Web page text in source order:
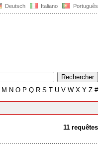
Deutsch Italiano Português
M N O P Q R S T U V W X Y Z #
11 requêtes